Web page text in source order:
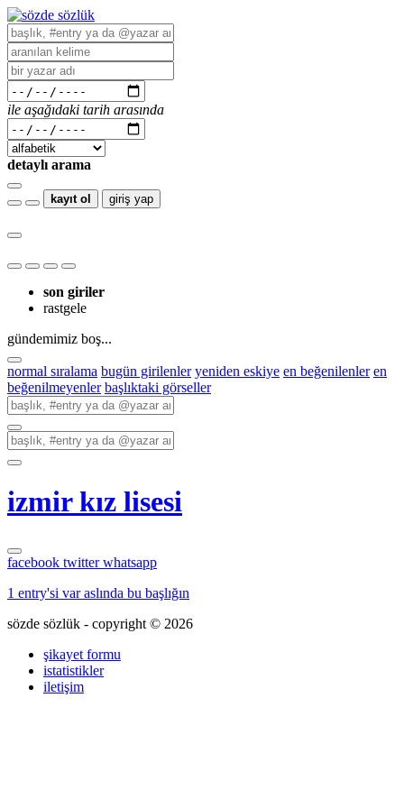
ile aşağıdaki tarih arasında
detaylı arama
kayıt ol giriş yap
son giriler
rastgele
gündemimiz boş...
normal sıralama bugün girilenler yeniden eskiye en beğenilenler en
beğenilmeyenler başlıktaki görseller
izmir kız lisesi
facebook twitterwhatsapp
1 entry'si var aslında bu başlığın
sözde sözlük - copyright © 2026
şikayet formu
istatistikler
iletişim